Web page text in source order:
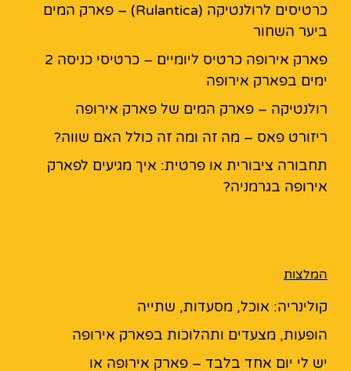
כרטיסים לרולנטיקה (Rulantica) – פארק המים
ביער השחור
פארק אירופה כרטיס ליומיים – כרטיסי כניסה 2
ימים בפארק אירופה
רולנטיקה – פארק המים של פארק אירופה
ריזורט פאס – מה זה ומה זה כולל האם שווה?
תחבורה ציבורית או פרטית: איך מגיעים לפארק
אירופה בגרמניה?
המלצות
קולינריה: אוכל, מסעדות, שתייה
הופעות, מצעדים ותהלוכות בפארק אירופה
יש לי יום אחד בלבד – פארק אירופה או